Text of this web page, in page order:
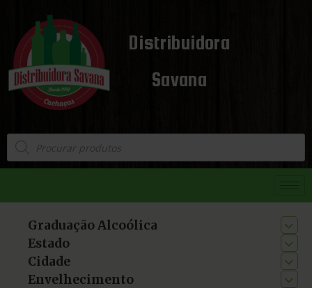
Distribuidora
Savana
Graduação Alcoólica
Estado
Cidade
Envelhecimento